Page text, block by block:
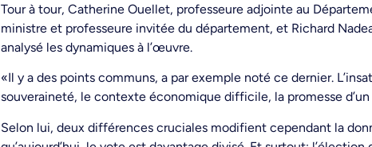
Tour à tour, Catherine Ouellet, professeure adjointe au
ministre et professeure invitée du département, et Richard
analysé les dynamiques à l’œuvre.
«Il y a des points communs, a par exemple noté ce dernier.
souveraineté, le contexte économique difficile, la promesse
Selon lui, deux différences cruciales modifient cependant la